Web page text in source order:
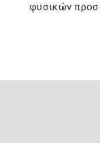
φυσικών